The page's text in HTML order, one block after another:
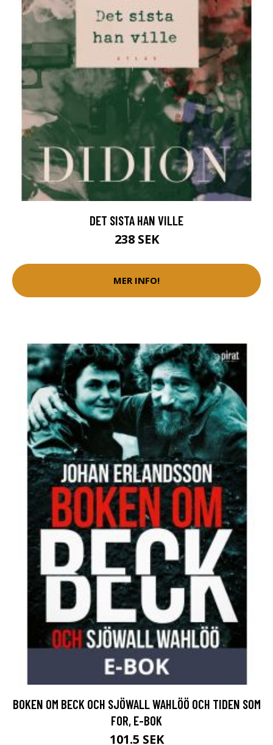
DET SISTA HAN VILLE
238 SEK
MER INFO!
BOKEN OM BECK OCH SJÖWALL WAHLÖÖ OCH TIDEN SOM
FOR, E-BOK
101.5 SEK